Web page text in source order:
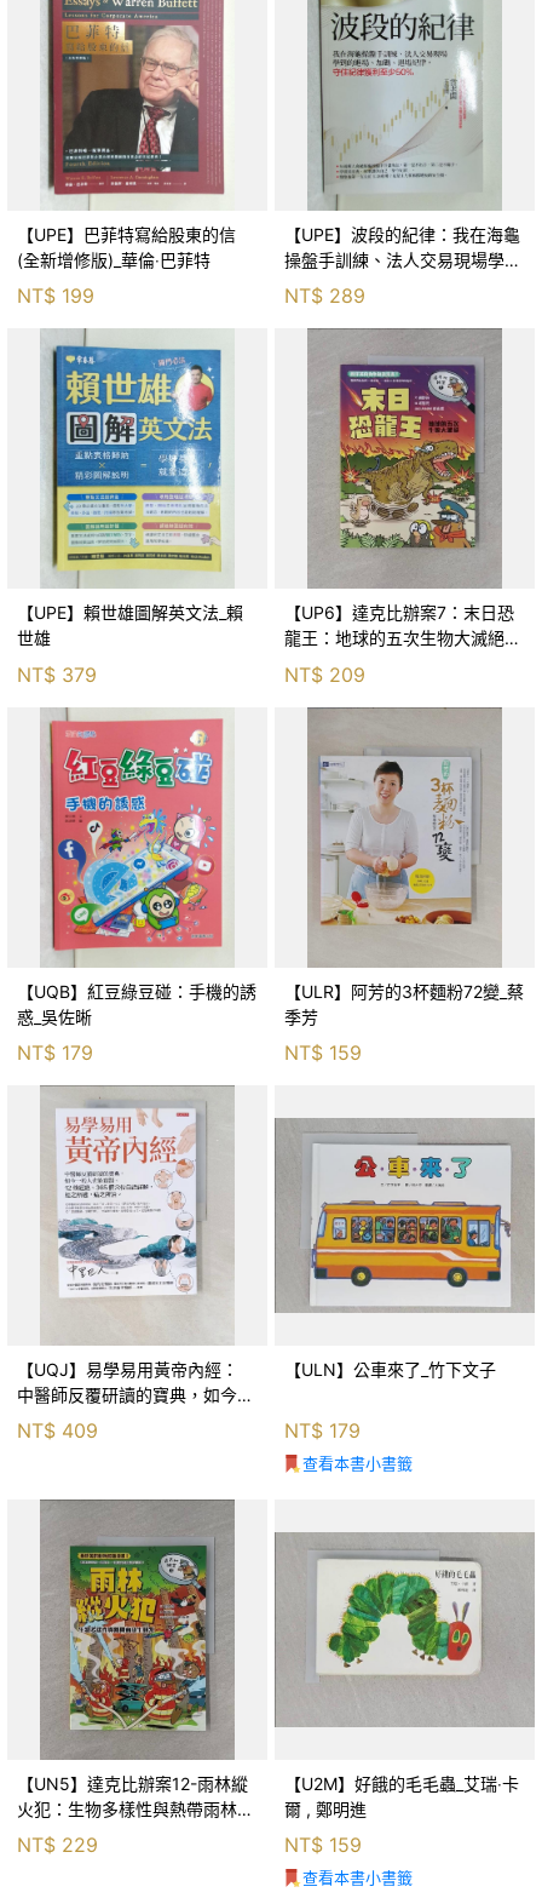
【UPE】巴菲特寫給股東的信
(全新增修版)_華倫‧巴菲特
NT$ 199
【UPE】波段的紀律：我在海龜
操盤手訓練、法人交易現場學到
的進場、加碼、退場紀律，守住
紀律獲利至少50％_雷老闆
NT$ 289
【UPE】賴世雄圖解英文法_賴
世雄
NT$ 379
【UP6】達克比辦案7：末日恐
龍王：地球的五次生物大滅絕_
胡妙芬
NT$ 209
【UQB】紅豆綠豆碰：手機的誘
惑_吳佐晰
NT$ 179
【ULR】阿芳的3杯麵粉72變_蔡
季芳
NT$ 159
【UQJ】易學易用黃帝內經：
中醫師反覆研讀的寶典，如今一
般人也能實踐。12條經絡、365
個穴位白話詳解，經之所過，病
NT$ 409
【ULN】公車來了_竹下文子
NT$ 179
查看本書小書籤
【UN5】達克比辦案12-雨林縱
火犯：生物多樣性與熱帶雨林生
態系_柯智元
NT$ 229
【U2M】好餓的毛毛蟲_艾瑞‧卡
爾 , 鄭明進
NT$ 159
查看本書小書籤